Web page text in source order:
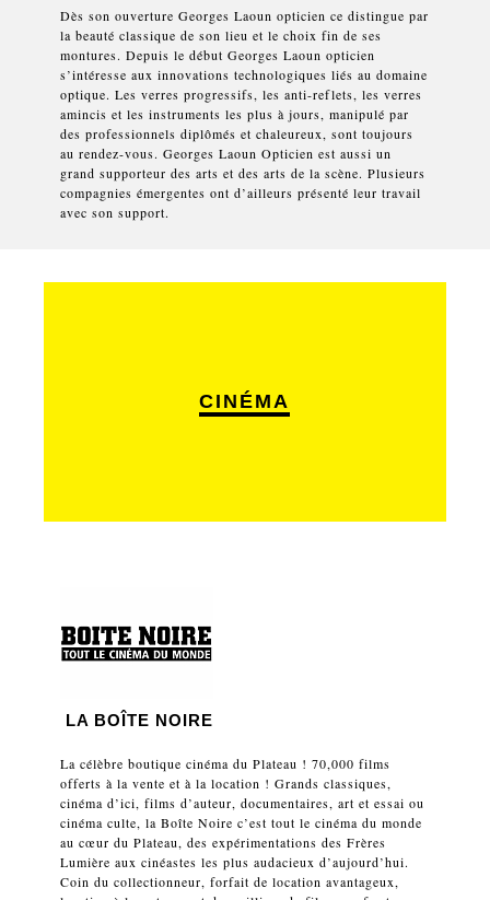
Dès son ouverture Georges Laoun opticien ce distingue par
la beauté classique de son lieu et le choix fin de ses
montures. Depuis le début Georges Laoun opticien
s’intéresse aux innovations technologiques liés au domaine
optique. Les verres progressifs, les anti-reflets, les verres
amincis et les instruments les plus à jours, manipulé par
des professionnels diplômés et chaleureux, sont toujours
au rendez-vous. Georges Laoun Opticien est aussi un
grand supporteur des arts et des arts de la scène. Plusieurs
compagnies émergentes ont d’ailleurs présenté leur travail
avec son support.
CINÉMA
LA BOÎTE NOIRE
La célèbre boutique cinéma du Plateau ! 70,000 films
offerts à la vente et à la location ! Grands classiques,
cinéma d’ici, films d’auteur, documentaires, art et essai ou
cinéma culte, la Boîte Noire c’est tout le cinéma du monde
au cœur du Plateau, des expérimentations des Frères
Lumière aux cinéastes les plus audacieux d’aujourd’hui.
Coin du collectionneur, forfait de location avantageux,